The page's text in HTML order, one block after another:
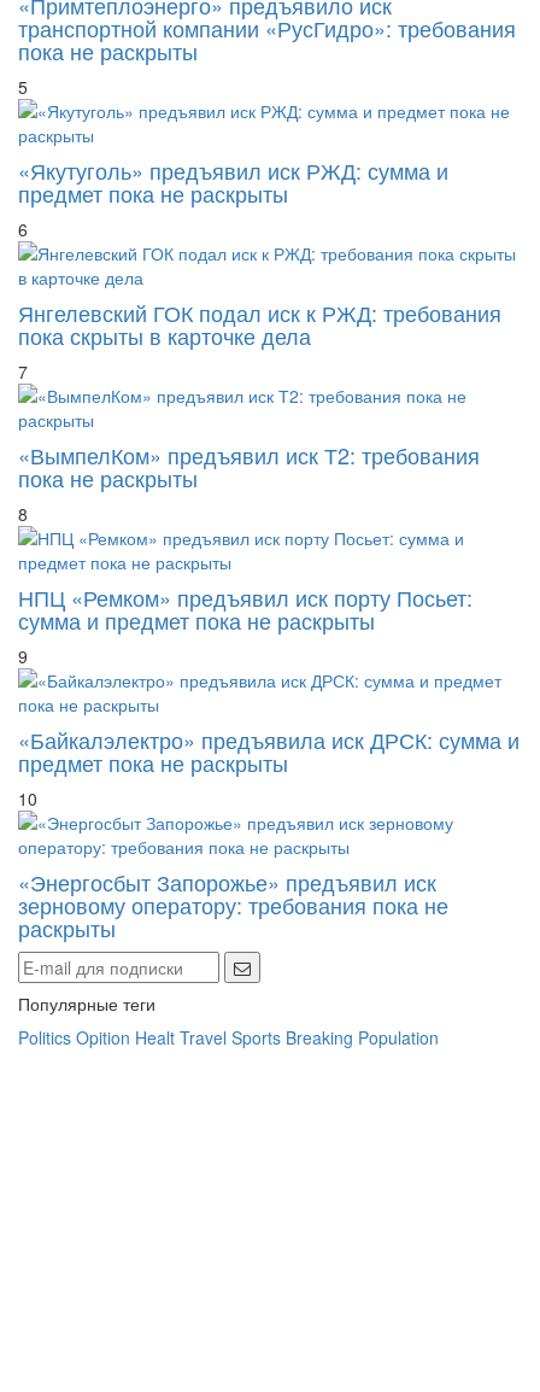
транспортной компании «РусГидро»: требования
пока не раскрыты
5
«Якутуголь» предъявил иск РЖД: сумма и
предмет пока не раскрыты
6
Янгелевский ГОК подал иск к РЖД: требования
пока скрыты в карточке дела
7
«ВымпелКом» предъявил иск Т2: требования
пока не раскрыты
8
НПЦ «Ремком» предъявил иск порту Посьет:
сумма и предмет пока не раскрыты
9
«Байкалэлектро» предъявила иск ДРСК: сумма и
предмет пока не раскрыты
10
«Энергосбыт Запорожье» предъявил иск
зерновому оператору: требования пока не
раскрыты
Популярные теги
Politics Opition Healt Travel Sports Breaking Population